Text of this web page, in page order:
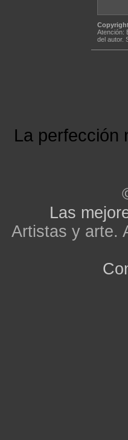
Atención:
del autor.
La perfección
Las
Artistas y arte.